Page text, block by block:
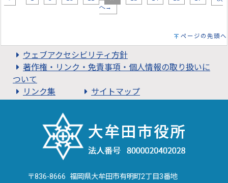
へ→
ページの先頭へ
ウェブアクセシビリティ方針
著作権・リンク・免責事項・個人情報の取り扱いに
ついて
リンク集
サイトマップ
〒836-8666 福岡県大牟田市有明町2丁目3番地